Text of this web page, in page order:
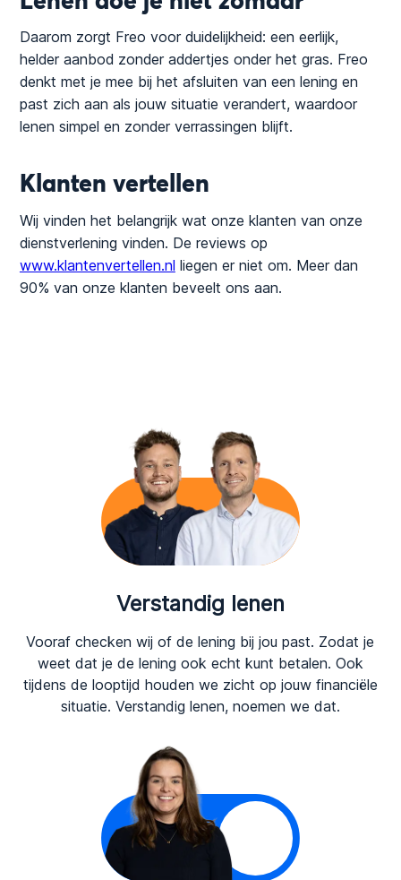
Daarom zorgt Freo voor duidelijkheid: een eerlijk,
helder aanbod zonder addertjes onder het gras. Freo
denkt met je mee bij het afsluiten van een lening en
past zich aan als jouw situatie verandert, waardoor
lenen simpel en zonder verrassingen blijft.
Klanten vertellen
Wij vinden het belangrijk wat onze klanten van onze
dienstverlening vinden. De reviews op
www.klantenvertellen.nl liegen er niet om. Meer dan
90% van onze klanten beveelt ons aan.
Verstandig lenen
Vooraf checken wij of de lening bij jou past. Zodat je
weet dat je de lening ook echt kunt betalen. Ook
tijdens de looptijd houden we zicht op jouw financiële
situatie. Verstandig lenen, noemen we dat.